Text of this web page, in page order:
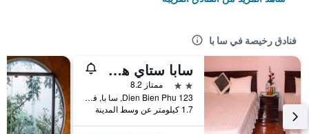
فنادق رخيصة في سا با
سابا ستاي هوتل
2 نجمتين
ممتاز 8.2
123 Dien Bien Phu, سا با, فيتنام
1.7 كيلومتر عن وسط المدينة